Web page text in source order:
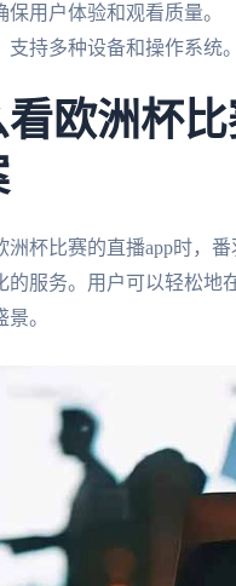
保用户体验和观看质量。
支持多种设备和操作系统。
看欧洲杯
洲杯比赛的直播app时，
的服务。用户可以轻松地
。